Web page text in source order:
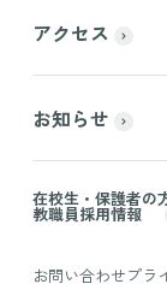
アクセス
お知らせ
在校生・保護者の
教職員採用情報
お問い合わせプラ